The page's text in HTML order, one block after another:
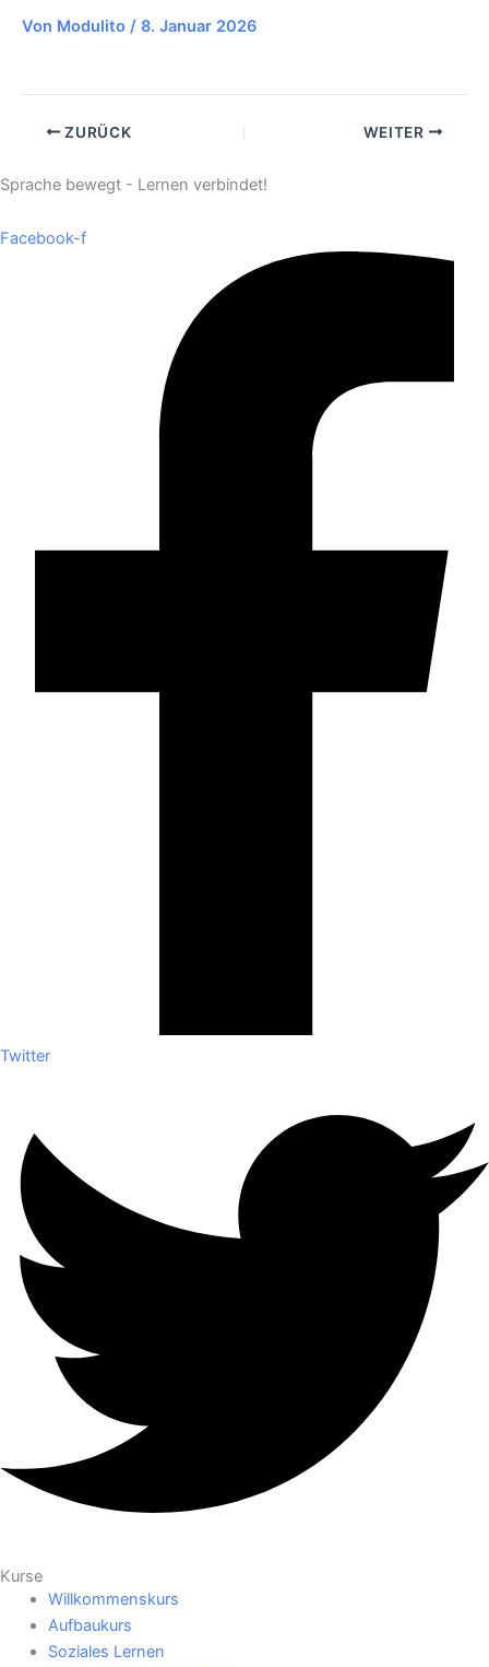
Von Modulito / 8. Januar 2026
ZURÜCK WEITER
Sprache bewegt - Lernen verbindet!
Facebook-f
Twitter
Kurse
Willkommenskurs
Aufbaukurs
Soziales Lernen